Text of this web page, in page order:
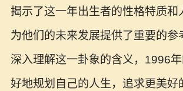
揭示了这一年出生者的性格特质和
为他们的未来发展提供了重要的参
深入理解这一卦象的含义，1996
好地规划自己的人生，追求更美好